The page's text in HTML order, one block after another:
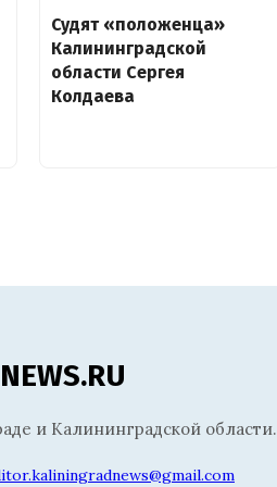
Судят «положенца»
Калининградской
области Сергея
Колдаева
и Калининградской области.